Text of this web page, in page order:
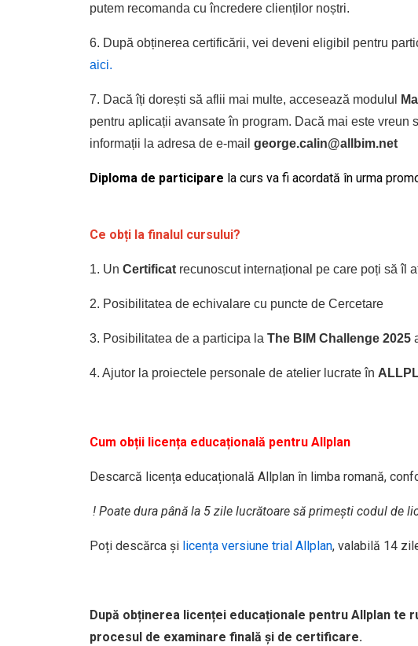
putem recomanda cu încredere clienților noștri.
6. După obținerea certificării, vei deveni eligibil pentru
aici.
7. Dacă îți dorești să aflii mai multe, accesează modulul
pentru aplicații avansate în program. Dacă mai este
informații la adresa de e-mail george.calin@allbim.net
Diploma de participare la curs va fi acordată în urma
Ce obți la finalul cursului?
1. Un Certificat recunoscut internațional pe care poți să îl
2. Posibilitatea de echivalare cu puncte de Cercetare
3. Posibilitatea de a participa la The BIM Challenge 2025
4. Ajutor la proiectele personale de atelier lucrate în
Cum obții licența educațională pentru Allplan
Descarcă licența educațională Allplan în limba romană,
! Poate dura până la 5 zile lucrătoare să primești codul de
Poți descărca și licența versiune trial Allplan, valabilă 14
După obținerea licenței educaționale pentru Allplan te
procesul de examinare finală și de certificare.